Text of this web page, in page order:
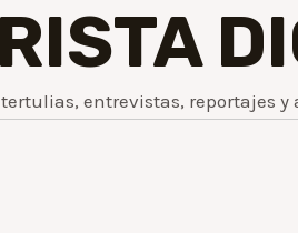
entrevistas, reportajes y